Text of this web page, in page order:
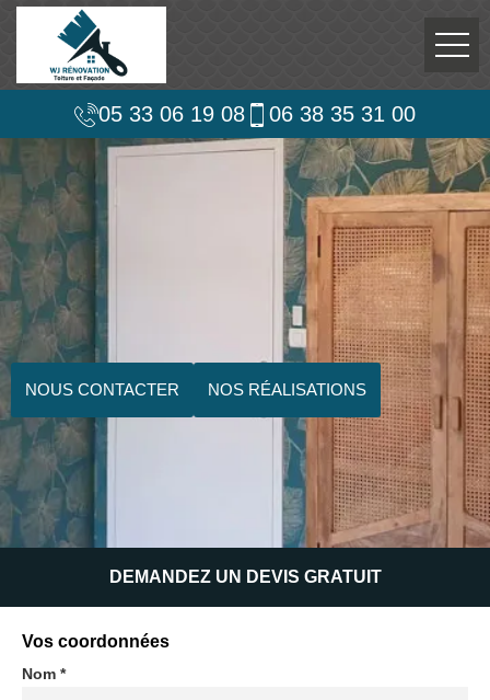
05 33 06 19 08 06 38 35 31 00
NOUS CONTACTER NOS RÉALISATIONS
DEMANDEZ UN DEVIS GRATUIT
Vos coordonnées
Nom *